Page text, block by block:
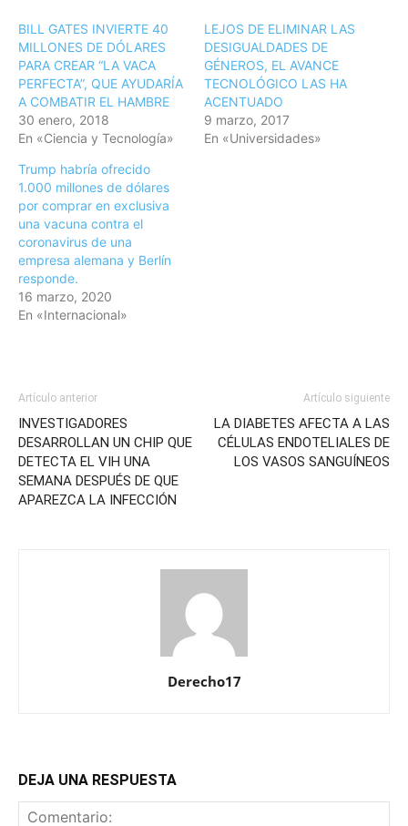
BILL GATES INVIERTE 40
MILLONES DE DÓLARES
PARA CREAR “LA VACA
PERFECTA”, QUE AYUDARÍA
A COMBATIR EL HAMBRE
30 enero, 2018
En «Ciencia y Tecnología»
LEJOS DE ELIMINAR LAS
DESIGUALDADES DE
GÉNEROS, EL AVANCE
TECNOLÓGICO LAS HA
ACENTUADO
9 marzo, 2017
En «Universidades»
Trump habría ofrecido
1.000 millones de dólares
por comprar en exclusiva
una vacuna contra el
coronavirus de una
empresa alemana y Berlín
responde.
16 marzo, 2020
En «Internacional»
Artículo anterior
INVESTIGADORES
DESARROLLAN UN CHIP QUE
DETECTA EL VIH UNA
SEMANA DESPUÉS DE QUE
APAREZCA LA INFECCIÓN
Artículo siguiente
LA DIABETES AFECTA A LAS
CÉLULAS ENDOTELIALES DE
LOS VASOS SANGUÍNEOS
Derecho17
DEJA UNA RESPUESTA